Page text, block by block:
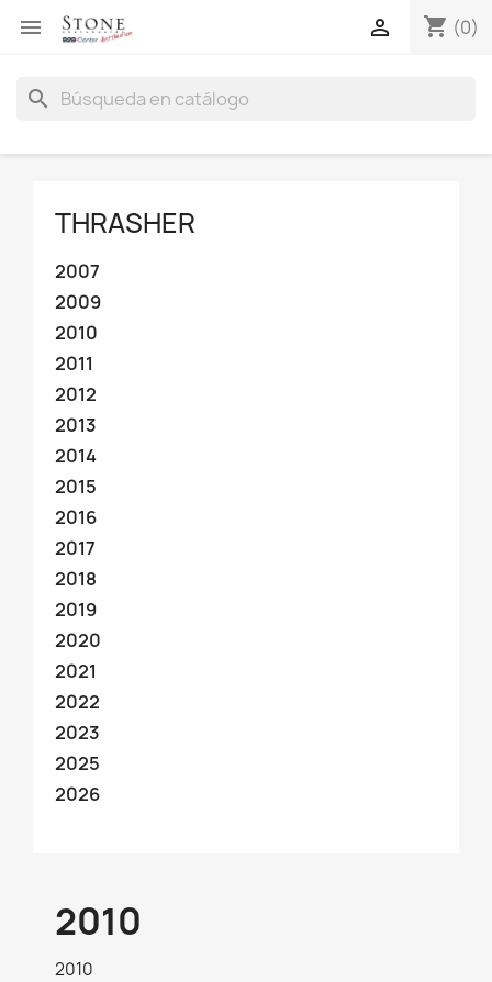
 shopping_cart (0)

search
THRASHER
2007
2009
2010
2011
2012
2013
2014
2015
2016
2017
2018
2019
2020
2021
2022
2023
2025
2026
2010
2010